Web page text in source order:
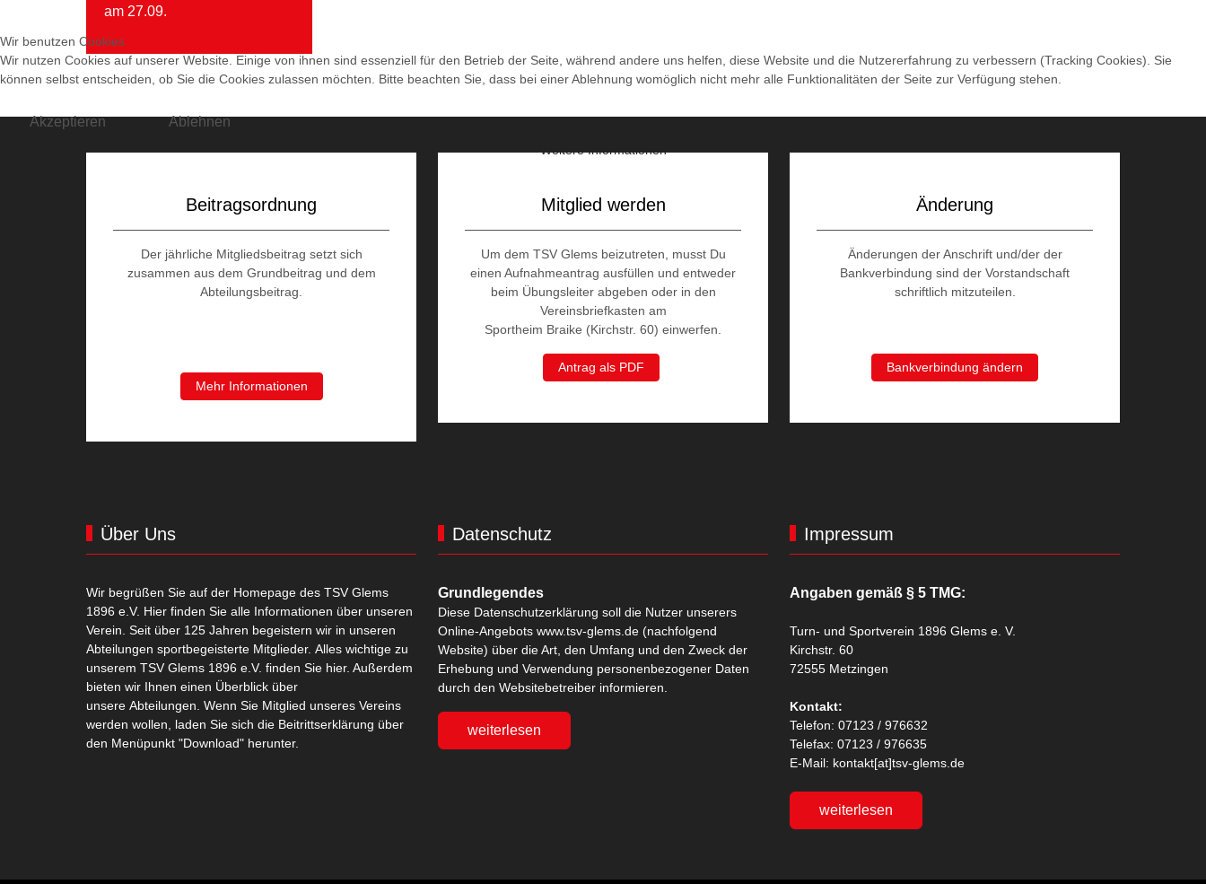
am 27.09.
Beitragsordnung
Der jährliche Mitgliedsbeitrag setzt sich
zusammen aus dem Grundbeitrag und dem
Abteilungsbeitrag.
Mehr Informationen
Mitglied werden
Um dem TSV Glems beizutreten, musst Du
einen Aufnahmeantrag ausfüllen und entweder
beim Übungsleiter abgeben oder in den
Vereinsbriefkasten am
Sportheim Braike (Kirchstr. 60) einwerfen.
Antrag als PDF
Änderung
Änderungen der Anschrift und/der der
Bankverbindung sind der Vorstandschaft
schriftlich mitzuteilen.
Bankverbindung ändern
Über Uns
Wir begrüßen Sie auf der Homepage des TSV Glems
1896 e.V. Hier finden Sie alle Informationen über unseren
Verein. Seit über 125 Jahren begeistern wir in unseren
Abteilungen sportbegeisterte Mitglieder. Alles wichtige zu
unserem TSV Glems 1896 e.V. finden Sie hier. Außerdem
bieten wir Ihnen einen Überblick über
unsere Abteilungen. Wenn Sie Mitglied unseres Vereins
werden wollen, laden Sie sich die Beitrittserklärung über
den Menüpunkt "Download" herunter.
Datenschutz
Grundlegendes
Diese Datenschutzerklärung soll die Nutzer unserers
Online-Angebots www.tsv-glems.de (nachfolgend
Website) über die Art, den Umfang und den Zweck der
Erhebung und Verwendung personenbezogener Daten
durch den Websitebetreiber informieren.
weiterlesen
Impressum
Angaben gemäß § 5 TMG:
Turn- und Sportverein 1896 Glems e. V.
Kirchstr. 60
72555 Metzingen
Kontakt:
Telefon: 07123 / 976632
Telefax: 07123 / 976635
E-Mail: kontakt[at]tsv-glems.de
weiterlesen
Wir benutzen Cookies
Wir nutzen Cookies auf unserer Website. Einige von ihnen sind essenziell für den Betrieb der Seite, während andere uns helfen, diese Website und die Nutzererfahrung zu verbessern (Tracking Cookies). Sie
können selbst entscheiden, ob Sie die Cookies zulassen möchten. Bitte beachten Sie, dass bei einer Ablehnung womöglich nicht mehr alle Funktionalitäten der Seite zur Verfügung stehen.
Akzeptieren Ablehnen
Weitere Informationen